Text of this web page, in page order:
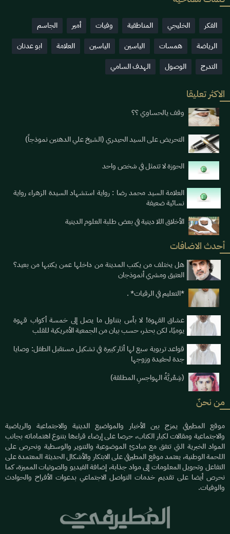
الفكر الخليجي المناطقية وفيات أمير
الجاسم
الرياضة
همسات الياسين الياسين العلامة
ابو عدنان
التدرج
الوصول الهدف السامي
الاكثر تعليقا
وقف يالحساوي ؟؟
التحريض على السيد الحيدري (الشيخ علي الدهنين نموذجاً)
الحوزة لا تتمثل في شخص واحد
العلامة السيد محمد رضا : رواية استشهاد السيدة الزهراء رواية
نسائية ضعيفة
الأخلاق اللا دينية في بعض طلبة العلوم الدينية
أحدث الاضافات
هل يختلف من يكتب المدينة من داخلها عمن يكتبها من بعيد؟
العتيق ومشري أنموذجان
*التعليم في الرقيات* .
عشاق القهوة! لا بأس بتناول ما يصل إلى خمسة أكواب قهوة
يوميََا، لكن بحذر، حسب بيان من الجمعية الأمريكية للقلب
قواعد تربوية سبع لها أثار كبيرة في تشكيل مستقبل الطفل: وصايا
جدة لحفيدة وزوجها
(شِعْريَّةُ الهواجسِ المطلقة)
من نحنٌ
موقع المطيرفي يمزج بين الأخبار والمواضيع الدينية والاجتماعية والرياضية
والاجتماعية ومقالات لكبار الكتاب، حرصا على إرضاء قراءها بتنوع اهتماماته بجانب
المواد الخبرية التي تتفق مع مبادئ الموضوعية والتنوير والوسطية ونحرص على
اللحمة الوطنية، يعتمد موقع المطيرفي على الابتكار والأشكال الحديثة المعتمدة على
التفاعل وتحويل المعلومات إلى مواد جذابة، إضافة الفيديو والصوتيات المميزة، كما
نحرص أيضا على تقديم خدمات التواصل الاجتماعي بدعوات الأفراح والحوادث
والوفيات.